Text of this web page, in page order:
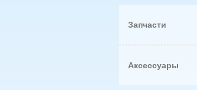
Запчасти
Аксессуары